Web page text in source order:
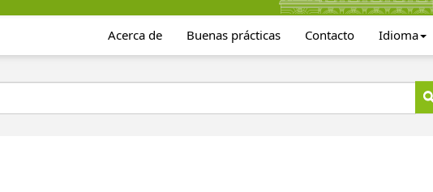
Acerca de Buenas prácticas Contacto Idioma